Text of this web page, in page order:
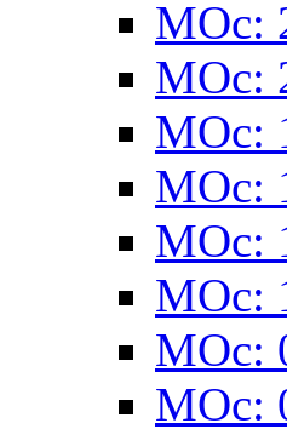
MOc:
MOc:
MOc:
MOc:
MOc:
MOc:
MOc:
MOc: